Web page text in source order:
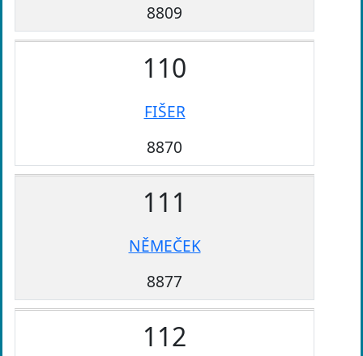
8809
110
FIŠER
8870
111
NĚMEČEK
8877
112